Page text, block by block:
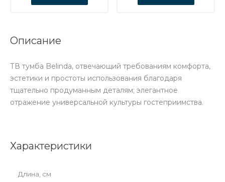
Описание
ТВ тумба Belinda, отвечающий требованиям комфорта,
эстетики и простоты использования благодаря
тщательно продуманным деталям; элегантное
отражение универсальной культуры гостеприимства.
Характеристики
Длина, см